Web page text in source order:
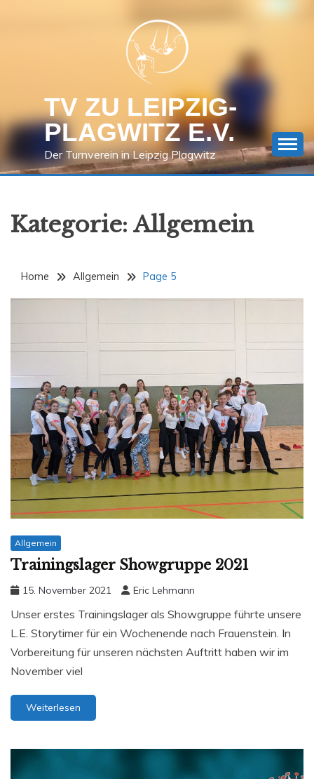
TV ZU LEIPZIG-
PLAGWITZ E.V.
Der Turnverein in Leipzig Plagwitz
Kategorie: Allgemein
Home Allgemein Page 5
Allgemein
Trainingslager Showgruppe 2021
15. November 2021 Eric Lehmann
Unser erstes Trainingslager als Showgruppe führte unsere
L.E. Storytimer für ein Wochenende nach Frauenstein. In
Vorbereitung für unseren nächsten Auftritt haben wir im
November viel
Weiterlesen